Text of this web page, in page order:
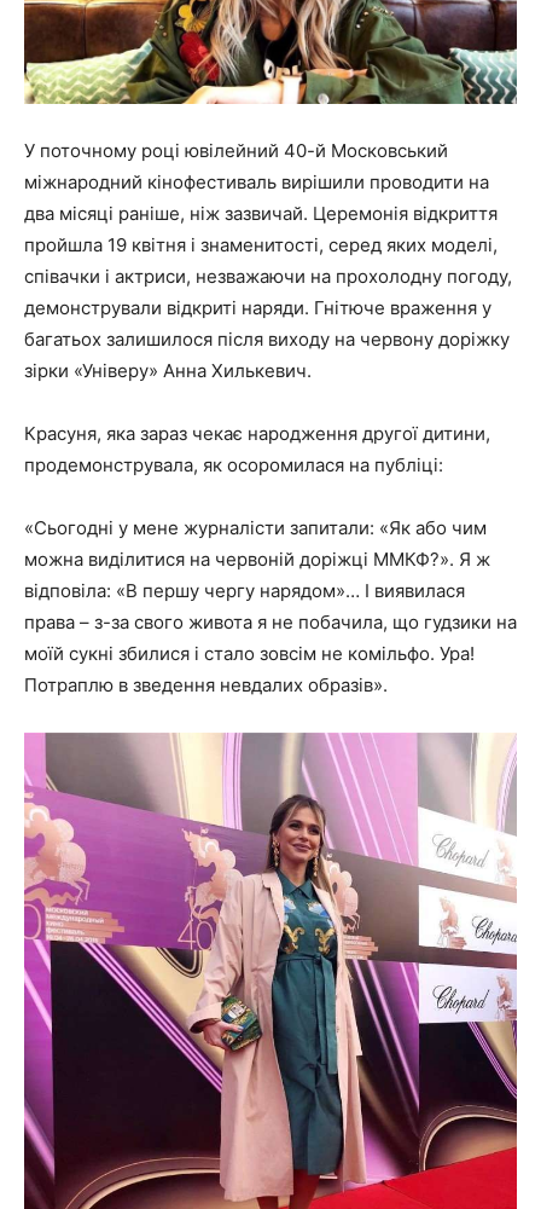
У поточному році ювілейний 40-й Московський
міжнародний кінофестиваль вирішили проводити на
два місяці раніше, ніж зазвичай. Церемонія відкриття
пройшла 19 квітня і знаменитості, серед яких моделі,
співачки і актриси, незважаючи на прохолодну погоду,
демонстрували відкриті наряди. Гнітюче враження у
багатьох залишилося після виходу на червону доріжку
зірки «Універу» Анна Хилькевич.
Красуня, яка зараз чекає народження другої дитини,
продемонструвала, як осоромилася на публіці:
«Сьогодні у мене журналісти запитали: «Як або чим
можна виділитися на червоній доріжці ММКФ?». Я ж
відповіла: «В першу чергу нарядом»… І виявилася
права – з-за свого живота я не побачила, що гудзики на
моїй сукні збилися і стало зовсім не комільфо. Ура!
Потраплю в зведення невдалих образів».